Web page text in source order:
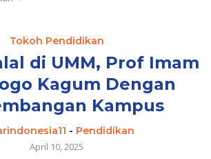
Tokoh Pendidikan
di UMM, Prof Imam
Kagum Dengan
Kampus
- Pendidikan
April 10, 2025